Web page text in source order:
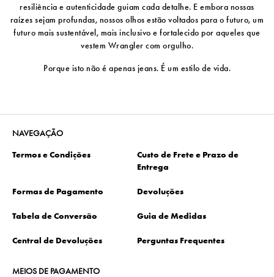
resiliência e autenticidade guiam cada detalhe. E embora nossas
raízes sejam profundas, nossos olhos estão voltados para o futuro, um
futuro mais sustentável, mais inclusivo e fortalecido por aqueles que
vestem Wrangler com orgulho.
Porque isto não é apenas jeans. É um estilo de vida.
NAVEGAÇÃO
Termos e Condições
Custo de Frete e Prazo de
Entrega
Formas de Pagamento Devoluções
Tabela de Conversão Guia de Medidas
Central de Devoluções Perguntas Frequentes
MEIOS DE PAGAMENTO